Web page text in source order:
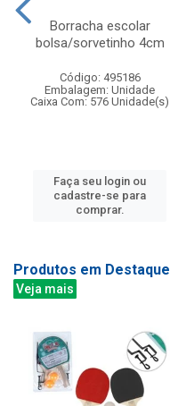
Borracha escolar
bolsa/sorvetinho 4cm
Código: 495186
Embalagem: Unidade
Caixa Com: 576 Unidade(s)
Faça seu login ou
cadastre-se para
comprar.
Produtos em Destaque
Veja mais